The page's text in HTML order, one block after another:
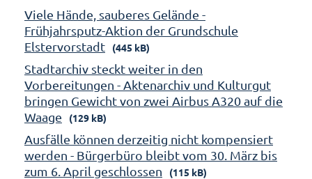
Viele Hände, sauberes Gelände -
Frühjahrsputz-Aktion der Grundschule
Elstervorstadt
(445 kB)
Stadtarchiv steckt weiter in den
Vorbereitungen - Aktenarchiv und Kulturgut
bringen Gewicht von zwei Airbus A320 auf die
Waage
(129 kB)
Ausfälle können derzeitig nicht kompensiert
werden - Bürgerbüro bleibt vom 30. März bis
zum 6. April geschlossen
(115 kB)